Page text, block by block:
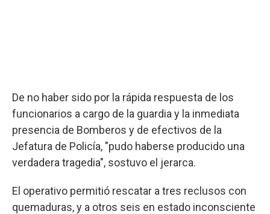
De no haber sido por la rápida respuesta de los
funcionarios a cargo de la guardia y la inmediata
presencia de Bomberos y de efectivos de la
Jefatura de Policía, "pudo haberse producido una
verdadera tragedia", sostuvo el jerarca.
El operativo permitió rescatar a tres reclusos con
quemaduras, y a otros seis en estado inconsciente